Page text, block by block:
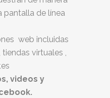
pantalla de línea
web incluidas
virtuales ,
videos y